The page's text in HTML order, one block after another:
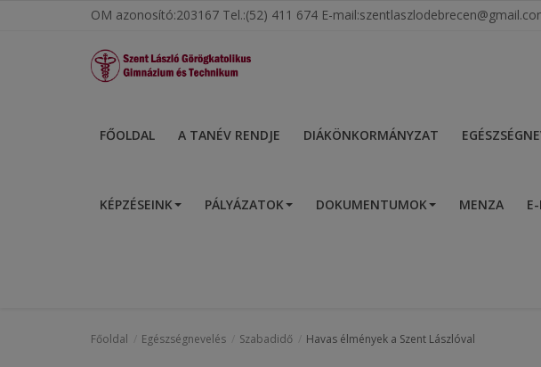
OM azonosító:203167 Tel.:(52) 411 674 E-
FŐOLDAL A TANÉV RENDJE DIÁKÖNKORMÁNYZAT
KÉPZÉSEINK PÁLYÁZATOK DOKUMENTUMOK MENZA
Diákönkormányzat
Főoldal Egészségnevelés Szabadidő Havas élmények a Szent Lászlóval